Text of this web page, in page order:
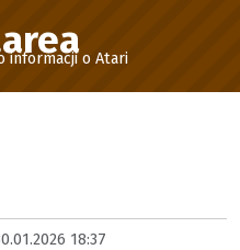
informacji o Atari
18:37